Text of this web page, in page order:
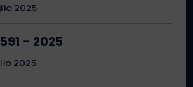
2025
– 2025
2025